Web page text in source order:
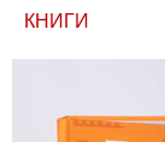
КНИГИ